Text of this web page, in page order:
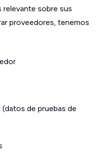
relevante sobre sus
proveedores, tenemos
de pruebas de